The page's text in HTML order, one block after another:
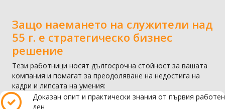
Защо наемането на служители над
55 г. е стратегическо бизнес
решение
Тези работници носят дългосрочна стойност за вашата
компания и помагат за преодоляване на недостига на
кадри и липсата на умения:
Доказан опит и практически знания от първия работен
ден